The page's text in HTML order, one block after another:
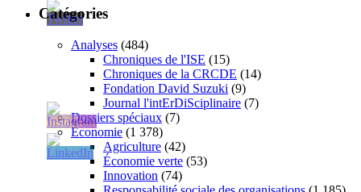
Catégories
Analyses (484)
Chroniques de l'ISE (15)
Chroniques de la CRCDE (14)
Fondation David Suzuki (9)
Journal l'intErDiSciplinaire (7)
Dossiers spéciaux (7)
Économie (1 378)
Agriculture (42)
Économie verte (53)
Innovation (74)